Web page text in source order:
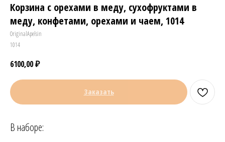
Корзина с орехами в меду, сухофруктами в
меду, конфетами, орехами и чаем, 1014
OriginalApelsin
1014
6100,00₽
Заказать
В наборе: